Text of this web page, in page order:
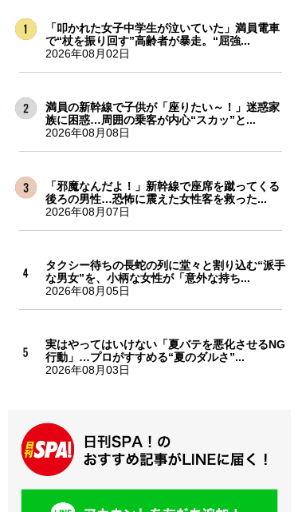
「叩かれた女子中学生が泣いていた」満員電車
で“杖を振り回す”高齢者が暴走。“屈強...
2026年08月02日
満員の新幹線で子供が「座りたい～！」迷惑家
族に困惑…周囲の乗客が内心“スカッ”と...
2026年08月08日
「邪魔なんだよ！」新幹線で座席を蹴ってくる
後ろの男性…恐怖に震えた女性客を救った...
2026年08月07日
タクシー待ちの長蛇の列に堂々と割り込む“派手
な男女”を、小柄な女性が「意外な持ち...
2026年08月05日
実はやってはいけない「夏バテを悪化させるNG
行動」…プロがすすめる“夏のダルさ”...
2026年08月03日